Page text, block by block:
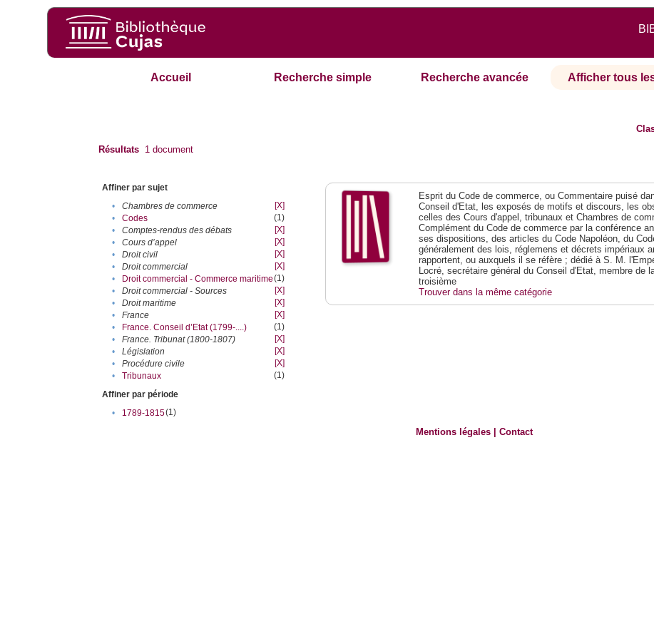
Accueil Recherche simple Recherche avancée Afficher tous
Résultats 1 document
Affiner par sujet
•
Chambres de commerce
[X]
•
Codes
(1)
•
Comptes-rendus des débats
[X]
•
Cours d’appel
[X]
•
Droit civil
[X]
•
Droit commercial
[X]
•
Droit commercial - Commerce maritime(1)
•
Droit commercial - Sources
[X]
•
Droit maritime
[X]
•
France
[X]
•
France. Conseil d’Etat (1799-....)
(1)
•
France. Tribunat (1800-1807)
[X]
•
Législation
[X]
•
Procédure civile
[X]
•
Tribunaux
(1)
Affiner par période
•
1789-1815(1)
Esprit du Code de commerce, ou Commentaire puisé
Conseil d'Etat, les exposés de motifs et discours, les
celles des Cours d'appel, tribunaux et Chambres de
Complément du Code de commerce par la conférence
ses dispositions, des articles du Code Napoléon, du
généralement des lois, réglemens et décrets impériaux
rapportent, ou auxquels il se réfère ; dédié à S. M.
Locré, secrétaire général du Conseil d'Etat, membre de
troisième
Trouver dans la même catégorie
Mentions légales |Contact